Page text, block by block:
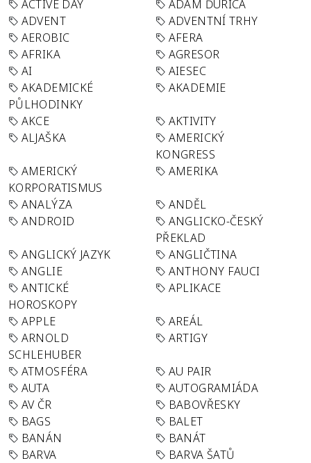
ACTIVE DAY
ADAM ĎURICA
ADVENT
ADVENTNÍ TRHY
AEROBIC
AFERA
AFRIKA
AGRESOR
AI
AIESEC
AKADEMICKÉ
PŮLHODINKY
AKADEMIE
AKCE
AKTIVITY
ALJAŠKA
AMERICKÝ
KONGRESS
AMERICKÝ
KORPORATISMUS
AMERIKA
ANALÝZA
ANDĚL
ANDROID
ANGLICKO-ČESKÝ
PŘEKLAD
ANGLICKÝ JAZYK
ANGLIČTINA
ANGLIE
ANTHONY FAUCI
ANTICKÉ
HOROSKOPY
APLIKACE
APPLE
AREÁL
ARNOLD
SCHLEHUBER
ARTIGY
ATMOSFÉRA
AU PAIR
AUTA
AUTOGRAMIÁDA
AV ČR
BABOVŘESKY
BAGS
BALET
BANÁN
BANÁT
BARVA
BARVA ŠATŮ